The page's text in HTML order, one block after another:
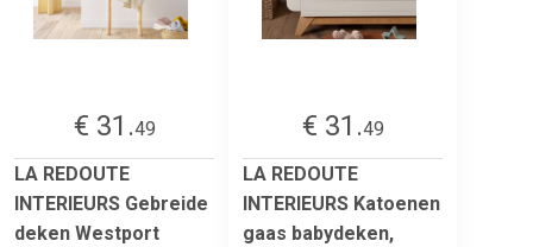
€ 31.49
LA REDOUTE
INTERIEURS Gebreide
deken Westport
€ 31.49
LA REDOUTE
INTERIEURS Katoenen
gaas babydeken,